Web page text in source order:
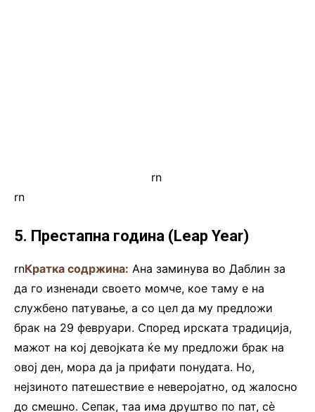
rn.
rn
5. Престапна година (Leap Year)
rnКратка содржина: Ана заминува во Даблин за
да го изненади своето момче, кое таму е на
службено патување, а со цел да му предложи
брак на 29 февруари. Според ирската традиција,
мажот на кој девојката ќе му предложи брак на
овој ден, мора да ја прифати понудата. Но,
нејзиното патешествие е неверојатно, од жалосно
до смешно. Сепак, таа има друштво по пат, сè